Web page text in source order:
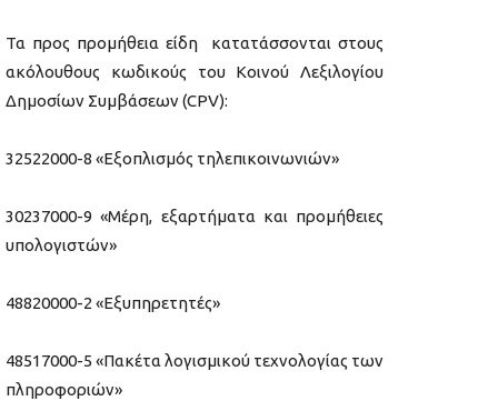
Τα προς προμήθεια είδη κατατάσσονται στους
ακόλουθους κωδικούς του Κοινού Λεξιλογίου
Δημοσίων Συμβάσεων (CPV):
32522000-8 «Εξοπλισμός τηλεπικοινωνιών»
30237000-9 «Μέρη, εξαρτήματα και προμήθειες
υπολογιστών»
48820000-2 «Εξυπηρετητές»
48517000-5 «Πακέτα λογισμικού τεχνολογίας των
πληροφοριών»